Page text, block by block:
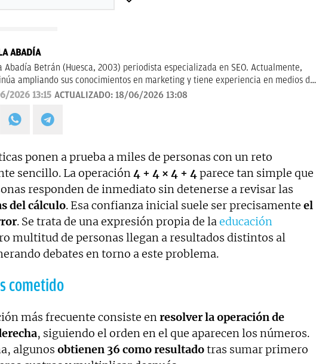
ABADÍA
Abadía Betrán (Huesca, 2003) periodista especializada en SEO. Actualmente,
ampliando sus conocimientos en marketing y tiene experiencia en medios de
como La Razón, además de participar en diversos proyectos en redes
2026 13:15 ACTUALIZADO: 18/06/2026 13:08
ponen a prueba a miles de personas con un reto
sencillo. La operación4 + 4 × 4 + 4parece tan simple que
responden de inmediato sin detenerse a revisar las
del cálculo. Esa confianza inicial suele ser precisamente el
. Se trata de una expresión propia de laeducación
multitud de personas llegan a resultados distintos al
debates en torno a este problema.
cometido
más frecuente consiste enresolver la operación de
, siguiendo el orden en el que aparecen los números.
algunos obtienen 36 como resultadotras sumar primero